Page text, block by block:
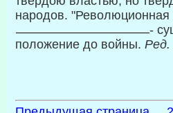
народов. "Революционная
-
положение до войны. Ред.